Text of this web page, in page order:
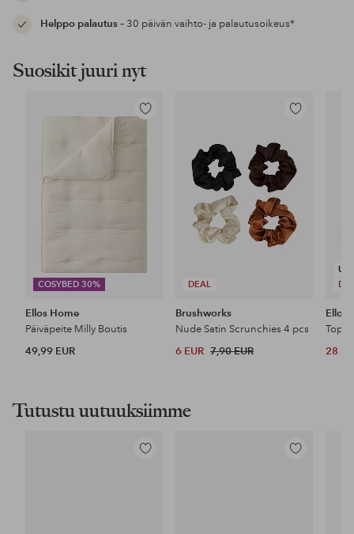
Helppo palautus– 30 päivän vaihto- ja palautusoikeus*
Suosikit juuri nyt
COSYBED 30%
Lisää
Ellos Home
Päiväpeite Milly Boutis
49,99 EUR
DEAL
Lisää
Brushworks
Nude Satin Scrunchies 4 pcs
6 EUR 7,90 EUR
Ellos
Top
28
Tutustu uutuuksiimme
Lisää
Lisää